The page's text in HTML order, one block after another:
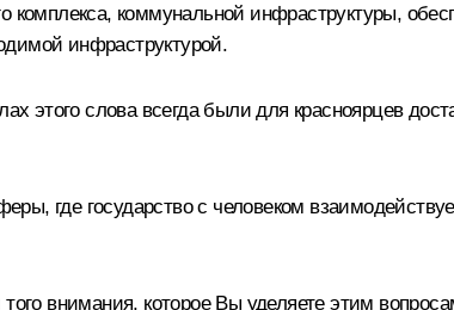
комплекса, коммунальной инфраструктуры,
инфраструктурой.
этого слова всегда были для красноярцев
где государство с человеком
внимания, которое Вы уделяете этим